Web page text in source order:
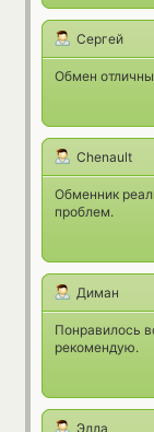
Сергей
Обмен
Chenault
Обменник
проблем.
Диман
Понравилось
рекомендую.
Элла